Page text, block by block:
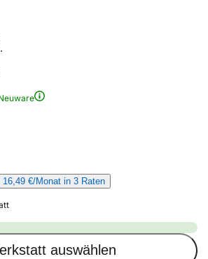
€/Monat in 3 Raten
auswählen